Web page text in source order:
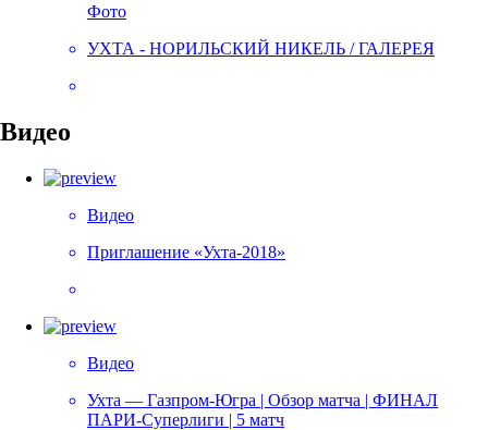
Фото
УХТА - НОРИЛЬСКИЙ НИКЕЛЬ / ГАЛЕРЕЯ
Видео
Видео
Приглашение «Ухта-2018»
Видео
Ухта — Газпром-Югра | Обзор матча | ФИНАЛ
ПАРИ-Суперлиги | 5 матч